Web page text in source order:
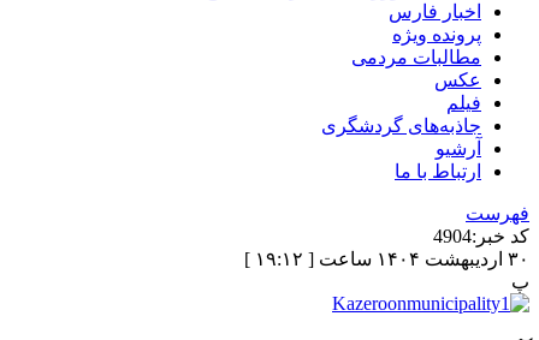
اخبار فارس
پرونده ویژه
مطالبات مردمی
عکس
فیلم
جاذبه‌های گردشگری
آرشیو
ارتباط با ما
فهرست
کد خبر:4904
۳۰ اردیبهشت ۱۴۰۴ ساعت [ ۱۹:۱۲ ]
پ